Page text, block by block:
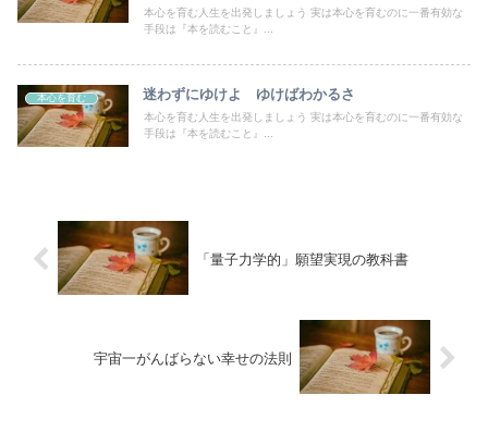
本心を育む人生を出発しましょう 実は本心を育むのに一番有効な
手段は『本を読むこと』...
本心を育む 迷わずにゆけよ ゆけばわかるさ
本心を育む人生を出発しましょう 実は本心を育むのに一番有効な
手段は『本を読むこと』...
「量子力学的」願望実現の教科書
宇宙一がんばらない幸せの法則